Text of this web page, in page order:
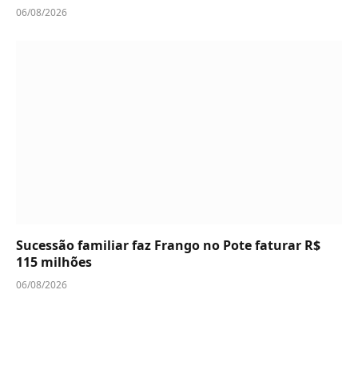
06/08/2026
Sucessão familiar faz Frango no Pote faturar R$
115 milhões
06/08/2026